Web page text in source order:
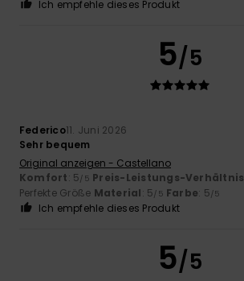
Ich empfehle dieses Produkt
5/5
Federico11. Juni 2026
Sehr bequem
Original anzeigen - Castellano
Komfort: 5/5 Preis-Leistungs-Verhältnis
Perfekte Größe Material: 5/5 Farbe: 5/5
Ich empfehle dieses Produkt
5/5